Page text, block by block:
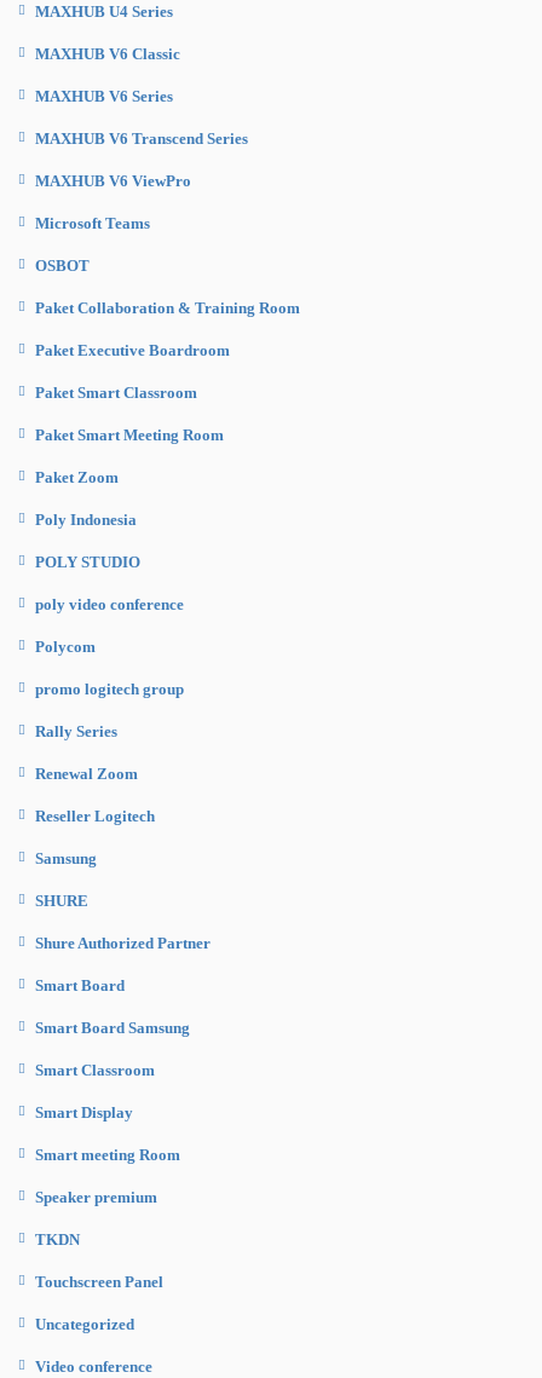
MAXHUB U4 Series
MAXHUB V6 Classic
MAXHUB V6 Series
MAXHUB V6 Transcend Series
MAXHUB V6 ViewPro
Microsoft Teams
OSBOT
Paket Collaboration & Training Room
Paket Executive Boardroom
Paket Smart Classroom
Paket Smart Meeting Room
Paket Zoom
Poly Indonesia
POLY STUDIO
poly video conference
Polycom
promo logitech group
Rally Series
Renewal Zoom
Reseller Logitech
Samsung
SHURE
Shure Authorized Partner
Smart Board
Smart Board Samsung
Smart Classroom
Smart Display
Smart meeting Room
Speaker premium
TKDN
Touchscreen Panel
Uncategorized
Video conference